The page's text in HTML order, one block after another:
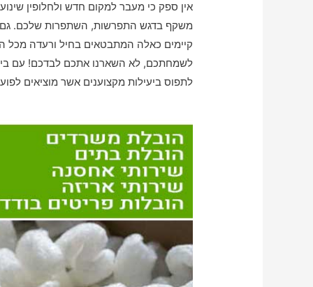
אין ספק כי מעבר למקום חדש ולחלופין
משקף בדגש התפרשות, השתפרות שלכם. גם
קיימים כאלה המתבטאים בחיל ורעדה מכל
לשמחתכם, לא השארנו אתכם לבדכם! עם
לתפוס ביעילות מקצוענים אשר מוציאים